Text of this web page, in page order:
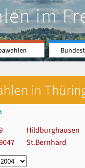
im
in
Hildburghausen
St.Bernhard